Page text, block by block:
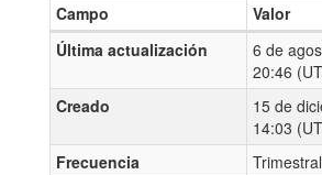
Información Adicional
Campo
Valor
Última actualización
6 de
20:46
Creado
15 de
14:03
Frecuencia
Trimestral